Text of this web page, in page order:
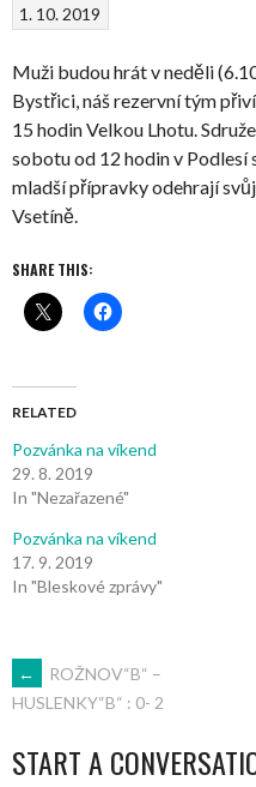
1. 10. 2019
Muži budou hrát v neděli
Bystřici, náš rezervní tým
15 hodin Velkou Lhotu.
sobotu od 12 hodin v
mladší přípravky odehrají
Vsetíně.
SHARE THIS:
RELATED
Pozvánka na víkend
29. 8. 2019
In "Nezařazené"
Pozvánka na víkend
17. 9. 2019
In "Bleskové zprávy"
POST
NAVIGATION
←
ROŽNOV“B“ –
HUSLENKY“B“ : 0- 2
START A